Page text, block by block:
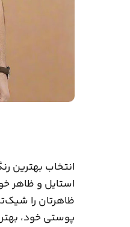
انتخاب بهترین
استایل و ظاهر
ظاهرتان را
پوستی خود،